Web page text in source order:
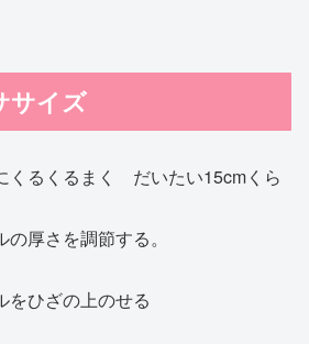
サイズ
くるくるまく だいたい15cmくら
厚さを調節する。
をひざの上のせる